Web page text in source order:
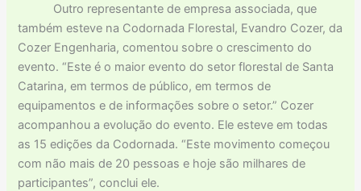
Outro representante de empresa associada, que
também esteve na Codornada Florestal, Evandro Cozer, da
Cozer Engenharia, comentou sobre o crescimento do
evento. “Este é o maior evento do setor florestal de Santa
Catarina, em termos de público, em termos de
equipamentos e de informações sobre o setor.” Cozer
acompanhou a evolução do evento. Ele esteve em todas
as 15 edições da Codornada. “Este movimento começou
com não mais de 20 pessoas e hoje são milhares de
participantes”, conclui ele.